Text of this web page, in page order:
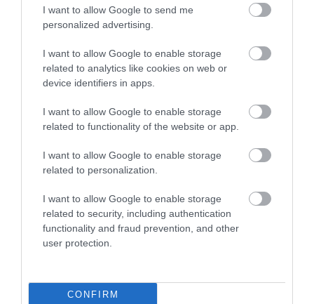
I want to allow Google to send me
personalized advertising.
I want to allow Google to enable storage
related to analytics like cookies on web or
device identifiers in apps.
I want to allow Google to enable storage
related to functionality of the website or app.
I want to allow Google to enable storage
related to personalization.
I want to allow Google to enable storage
related to security, including authentication
functionality and fraud prevention, and other
user protection.
CONFIRM
Το πιο επικίνδυνο δωμάτιο του σπιτιού –
Εκεί που κρύβεται ο μεγαλύτερος κίνδυνος